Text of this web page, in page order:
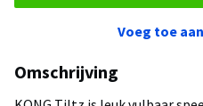
Voeg toe
Omschrijving